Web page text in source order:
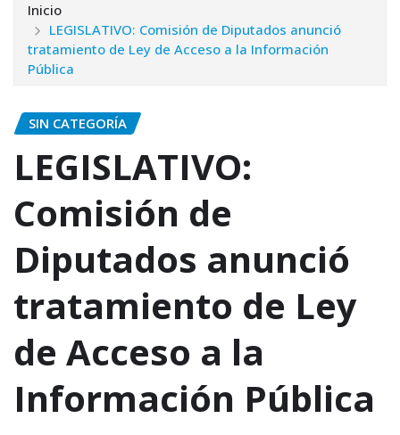
Inicio
LEGISLATIVO: Comisión de Diputados anunció
tratamiento de Ley de Acceso a la Información
Pública
SIN CATEGORÍA
LEGISLATIVO:
Comisión de
Diputados anunció
tratamiento de Ley
de Acceso a la
Información Pública